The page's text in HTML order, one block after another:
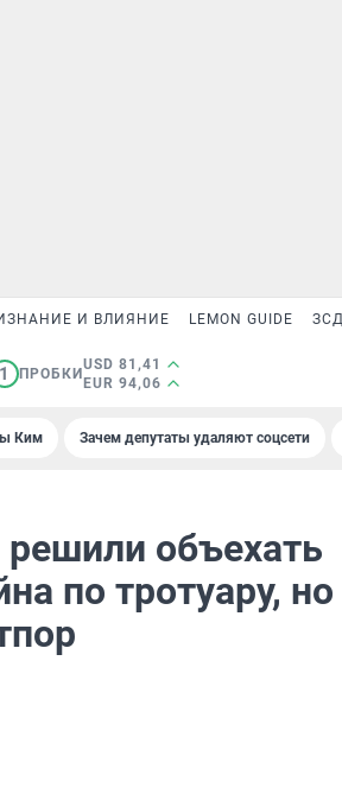
И ВЛИЯНИЕ LEMON GUIDE
1 ПРОБКИ
USD 81,41
EUR 94,06
Ким Зачем депутаты удаляют соцсети
объехать
по тротуару, но